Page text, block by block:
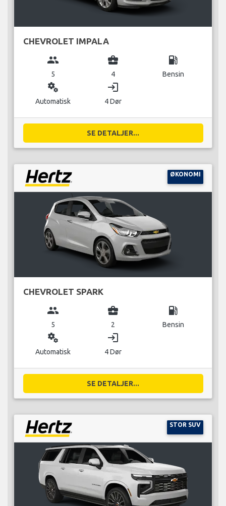
CHEVROLET IMPALA
group
5
business_center
4
local_gas_station
Bensin
miscellaneous_services
Automatisk
login
4 Dør
SE DETALJER...
ØKONOMI
CHEVROLET SPARK
group
5
business_center
2
local_gas_station
Bensin
miscellaneous_services
Automatisk
login
4 Dør
SE DETALJER...
STOR SUV